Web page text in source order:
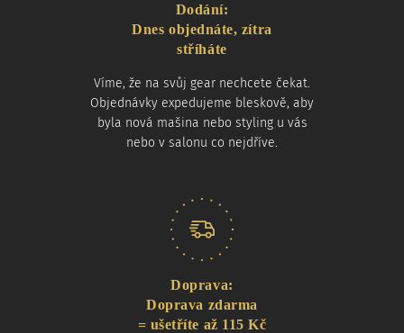
Dodání:
Dnes objednáte, zítra
stříháte
Víme, že na svůj gear nechcete čekat.
Objednávky expedujeme bleskově, aby
byla nová mašina nebo styling u vás
nebo v salonu co nejdříve.
Doprava:
Doprava zdarma
= ušetříte až 115 Kč